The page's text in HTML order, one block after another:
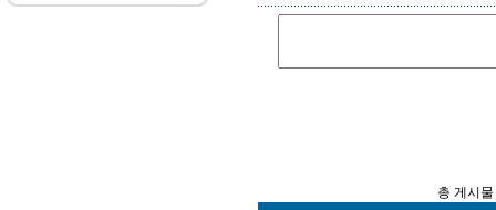
총 게시